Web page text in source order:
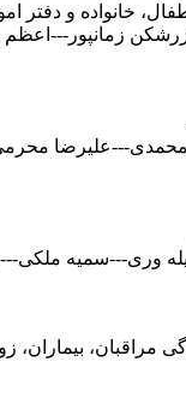
خانواده و دفتر
زمانپور---اعظم
علیرضا
وری---سمیه
بیماران،